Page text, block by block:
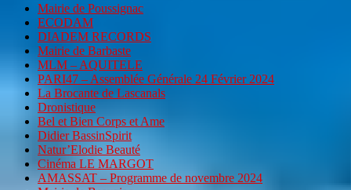
Mairie de Poussignac
ECODAM
DIADEM RECORDS
Mairie de Barbaste
MLM – AQUITELE
PARI47 – Assemblée Générale 24 Février 2024
La Brocante de Lascanals
Dronistique
Bel et Bien Corps et Ame
Didier BassinSpirit
Natur’Elodie Beauté
Cinéma LE MARGOT
AMASSAT – Programme de novembre 2024